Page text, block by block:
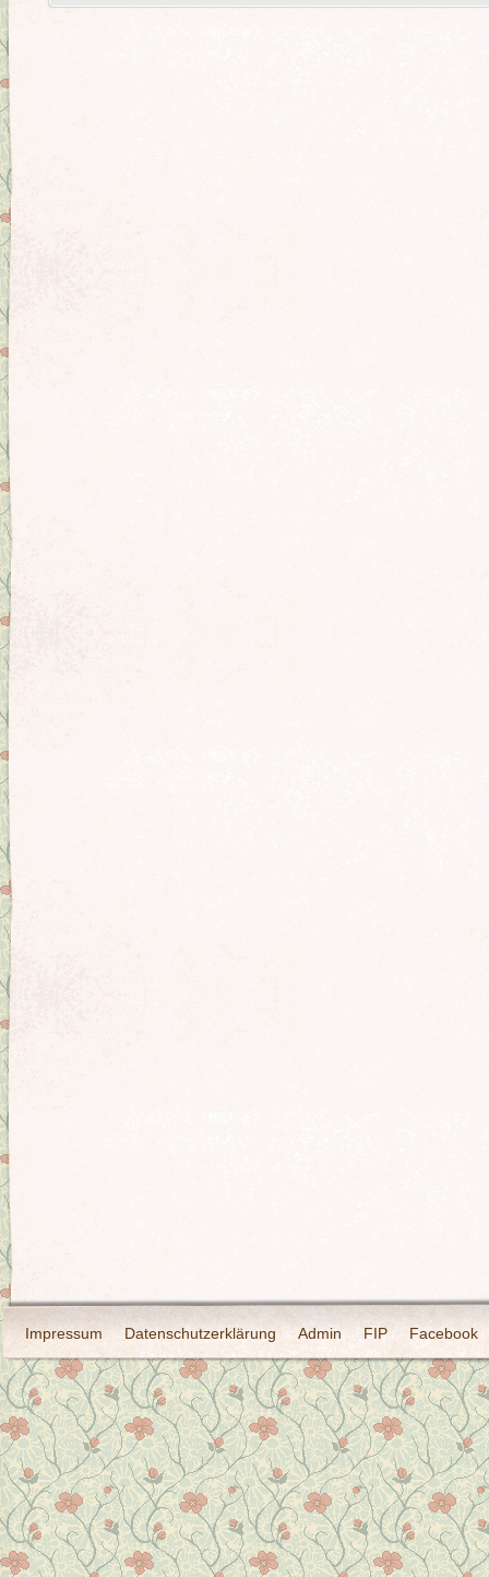
Impressum Datenschutzerklärung Admin FIP Facebook